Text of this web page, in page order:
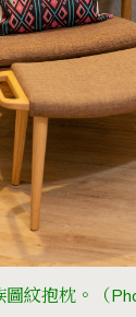
圖紋抱枕。（